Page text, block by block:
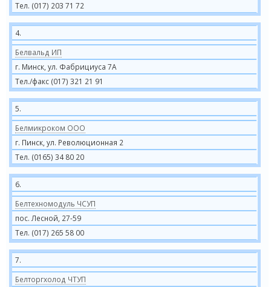
Тел. (017) 203 71 72
4.
Белвальд ИП
г. Минск, ул. Фабрициуса 7А
Тел./факс (017) 321 21 91
5.
Белмикроком ООО
г. Пинск, ул. Революционная 2
Тел. (0165) 34 80 20
6.
Белтехномодуль ЧСУП
пос. Лесной, 27-59
Тел. (017) 265 58 00
7.
Белторгхолод ЧТУП